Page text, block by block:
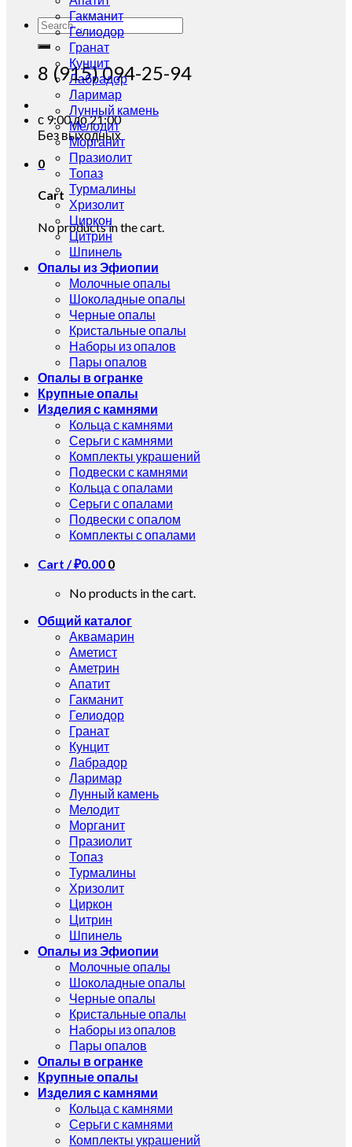
Search
for:
8 (915) 094-25-94
с 9:00 до 21:00
Без выходных
0
Cart
No products in the cart.
Гакманит
Гелиодор
Гранат
Кунцит
Лабрадор
Ларимар
Лунный камень
Мелодит
Морганит
Празиолит
Топаз
Турмалины
Хризолит
Циркон
Цитрин
Шпинель
Опалы из Эфиопии
Молочные опалы
Шоколадные опалы
Черные опалы
Кристальные опалы
Наборы из опалов
Пары опалов
Опалы в огранке
Крупные опалы
Изделия с камнями
Кольца с камнями
Серьги с камнями
Комплекты украшений
Подвески с камнями
Кольца с опалами
Серьги с опалами
Подвески с опалом
Комплекты с опалами
Cart /₽0.00 0
No products in the cart.
Общий каталог
Аквамарин
Аметист
Аметрин
Апатит
Гакманит
Гелиодор
Гранат
Кунцит
Лабрадор
Ларимар
Лунный камень
Мелодит
Морганит
Празиолит
Топаз
Турмалины
Хризолит
Циркон
Цитрин
Шпинель
Опалы из Эфиопии
Молочные опалы
Шоколадные опалы
Черные опалы
Кристальные опалы
Наборы из опалов
Пары опалов
Опалы в огранке
Крупные опалы
Изделия с камнями
Кольца с камнями
Серьги с камнями
Комплекты украшений